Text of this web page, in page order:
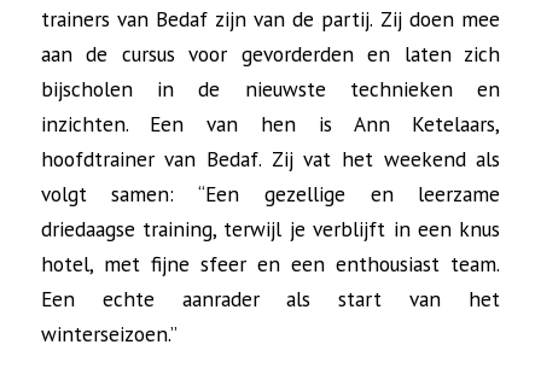
trainers van Bedaf zijn van de partij. Zij doen mee
aan de cursus voor gevorderden en laten zich
bijscholen in de nieuwste technieken en
inzichten. Een van hen is Ann Ketelaars,
hoofdtrainer van Bedaf. Zij vat het weekend als
volgt samen: “Een gezellige en leerzame
driedaagse training, terwijl je verblijft in een knus
hotel, met fijne sfeer en een enthousiast team.
Een echte aanrader als start van het
winterseizoen.”